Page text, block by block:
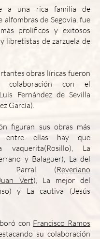
a una rica familia de
alfombras de Segovia, fue
prolíficos y exitosos
libretistas de zarzuela de
obras líricas fueron
colaboración con el
Fernández de Sevilla
García).
figuran sus obras más
entre ellas hay que
vaquerita(Rosillo), La
y Balaguer), La del
Parral (Reveriano
Vert), La mejor del
y La cautiva (Jesús
con Francisco Ramos
su colaboración